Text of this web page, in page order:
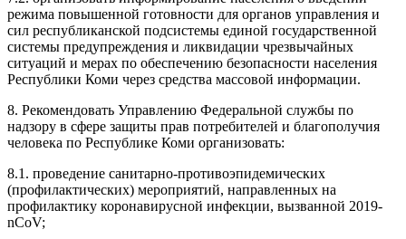
режима повышенной готовности для органов управления и
сил республиканской подсистемы единой государственной
системы предупреждения и ликвидации чрезвычайных
ситуаций и мерах по обеспечению безопасности населения
Республики Коми через средства массовой информации.
8. Рекомендовать Управлению Федеральной службы по
надзору в сфере защиты прав потребителей и благополучия
человека по Республике Коми организовать:
8.1. проведение санитарно-противоэпидемических
(профилактических) мероприятий, направленных на
профилактику коронавирусной инфекции, вызванной 2019-
nCoV;